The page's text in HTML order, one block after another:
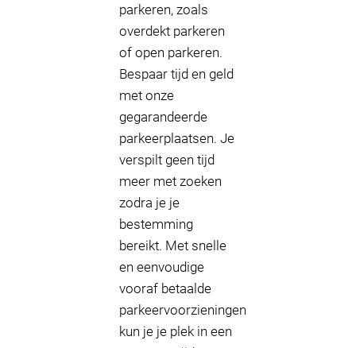
parkeren, zoals
overdekt parkeren
of open parkeren.
Bespaar tijd en geld
met onze
gegarandeerde
parkeerplaatsen. Je
verspilt geen tijd
meer met zoeken
zodra je je
bestemming
bereikt. Met snelle
en eenvoudige
vooraf betaalde
parkeervoorzieningen
kun je je plek in een